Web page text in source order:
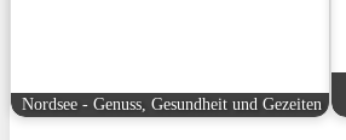
Nordsee - Genuss, Gesundheit und Gezeiten